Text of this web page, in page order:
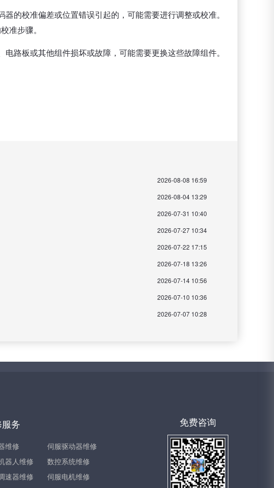
的校准偏差或位置错误引起的，可能需要进行调整或校准。
准步骤。
路板或其他组件损坏或故障，可能需要更换这些故障组件。
2026-08-08 16:59
2026-08-04 13:29
2026-07-31 10:40
2026-07-27 10:34
2026-07-22 17:15
2026-07-18 13:26
2026-07-14 10:56
2026-07-10 10:36
2026-07-07 10:28
务
维修
伺服驱动器维修
器人维修
数控系统维修
速器维修
伺服电机维修
免费咨询